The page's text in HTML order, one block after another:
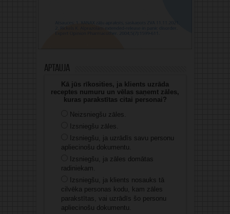
Aptauja
Kā jūs rīkosities, ja klients uzrāda
receptes numuru un vēlas saņemt zāles,
kuras parakstītas citai personai?
Neizsniegšu zāles.
Izsniegšu zāles.
Izsniegšu, ja uzrādīs savu personu
apliecinošu dokumentu.
Izsniegšu, ja zāles domātas
radiniekam.
Izsniegšu, ja klients nosauks tā
cilvēka personas kodu, kam zāles
parakstītas, vai uzrādīs šo personu
apliecinošu dokumentu.